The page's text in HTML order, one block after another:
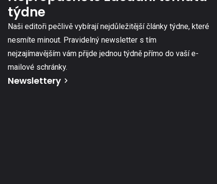
týdne
Naši editoři pečlivě vybírají nejdůležitější články týdne, které
nesmíte minout. Pravidelný newsletter s tím
nejzajímavějším vám přijde jednou týdně přímo do vaší e-
mailové schránky.
Newslettery